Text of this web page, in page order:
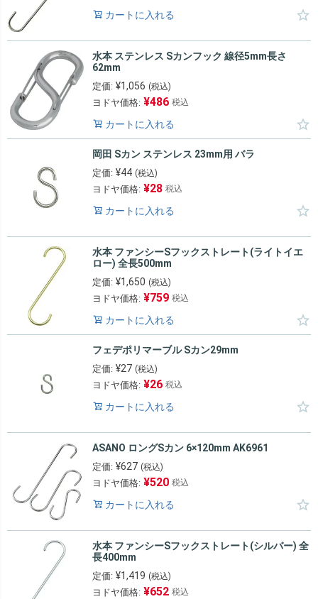
カートに入れる
水本 ステンレス Sカンフック 線径5mm長さ
62mm
定価: ¥1,056 (税込)
ヨドヤ価格: ¥486 税込
カートに入れる
岡田 Sカン ステンレス 23mm用 バラ
定価: ¥44 (税込)
ヨドヤ価格: ¥28 税込
カートに入れる
水本 ファンシーSフックストレート(ライトイエ
ロー) 全長500mm
定価: ¥1,650 (税込)
ヨドヤ価格: ¥759 税込
カートに入れる
フェデポリマーブル Sカン29mm
定価: ¥27 (税込)
ヨドヤ価格: ¥26 税込
カートに入れる
ASANO ロングSカン 6×120mm AK6961
定価: ¥627 (税込)
ヨドヤ価格: ¥520 税込
カートに入れる
水本 ファンシーSフックストレート(シルバー) 全
長400mm
定価: ¥1,419 (税込)
ヨドヤ価格: ¥652 税込